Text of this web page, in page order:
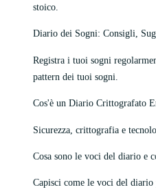
stoico.
Diario dei Sogni: Consigli,
Registra i tuoi sogni
pattern dei tuoi sogni.
Cos'è un Diario Crittografato
Sicurezza, crittografia e
Cosa sono le voci del diario e
Capisci come le voci del diario